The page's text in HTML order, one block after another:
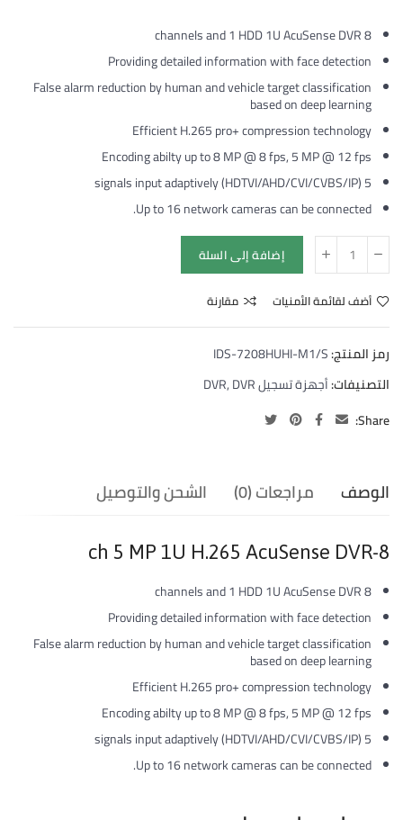
8 channels and 1 HDD 1U AcuSense DVR
Providing detailed information with face detection
False alarm reduction by human and vehicle target classification
based on deep learning
Efficient H.265 pro+ compression technology
Encoding abilty up to 8 MP @ 8 fps, 5 MP @ 12 fps
5 signals input adaptively (HDTVI/AHD/CVI/CVBS/IP)
Up to 16 network cameras can be connected.
إضافة إلى السلة
أضف لقائمة الأمنيات مقارنة
رمز المنتج:IDS-7208HUHI-M1/S
التصنيفات:أجهزة تسجيل DVR ,DVR
Share:
الوصف مراجعات (0) الشحن والتوصيل
8-ch 5 MP 1U H.265 AcuSense DVR
8 channels and 1 HDD 1U AcuSense DVR
Providing detailed information with face detection
False alarm reduction by human and vehicle target classification
based on deep learning
Efficient H.265 pro+ compression technology
Encoding abilty up to 8 MP @ 8 fps, 5 MP @ 12 fps
5 signals input adaptively (HDTVI/AHD/CVI/CVBS/IP)
Up to 16 network cameras can be connected.